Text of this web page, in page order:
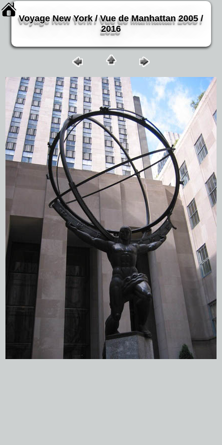
Voyage New York / Vue de Manhattan 2005 /
2016